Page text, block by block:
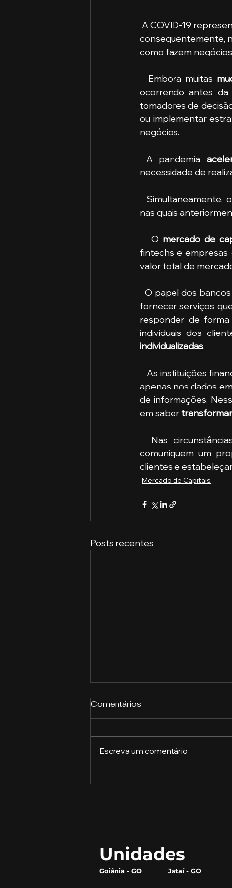
consequentemente,
como fazem
  Embora muitas
ocorrendo antes da
tomadores de
ou implementar
negócios.
A pandemia
necessidade de
Simultaneamente,
nas quais
   O
mercado de
fintechs e empresas
valor total de
O papel dos
fornecer serviços
responder de forma
individuais dos
individualizadas.
apenas nos dados
de informações.
em saber
Nas
comuniquem um
clientes e
Mercado de Capitais
Posts recentes
Comentários
Escreva um comentário
Unidades
Goiânia - GO Jataí - GO